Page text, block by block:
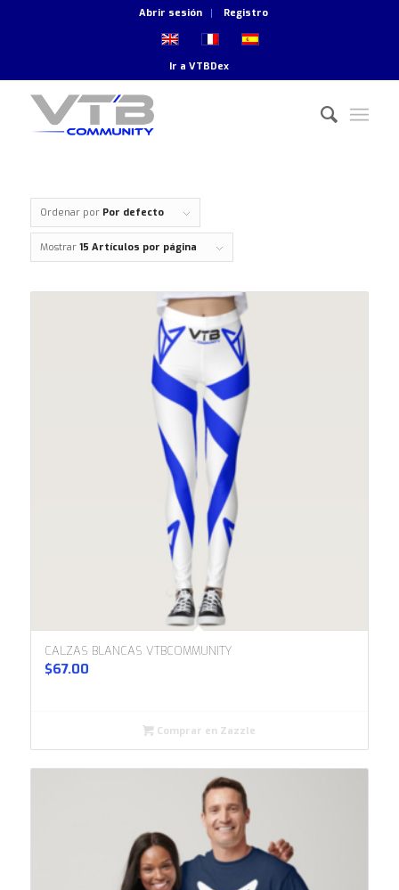
Abrir sesión Registro
Ir aVTBDex
Ordenar por Por defecto
Mostrar 15 Artículos por página
CALZAS BLANCAS VTBCOMMUNITY
$67.00
Comprar en Zazzle